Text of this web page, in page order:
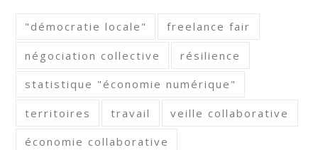
"démocratie locale" freelance fair
négociation collective résilience
statistique "économie numérique"
territoires travail veille collaborative
économie collaborative